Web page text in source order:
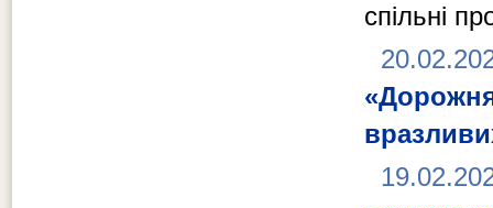
спільні